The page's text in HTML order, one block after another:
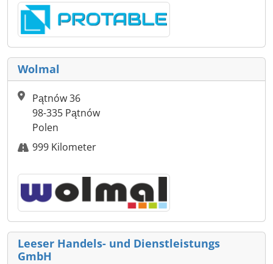
Wolmal
Pątnów 36
98-335 Pątnów
Polen
999 Kilometer
Leeser Handels- und Dienstleistungs
GmbH